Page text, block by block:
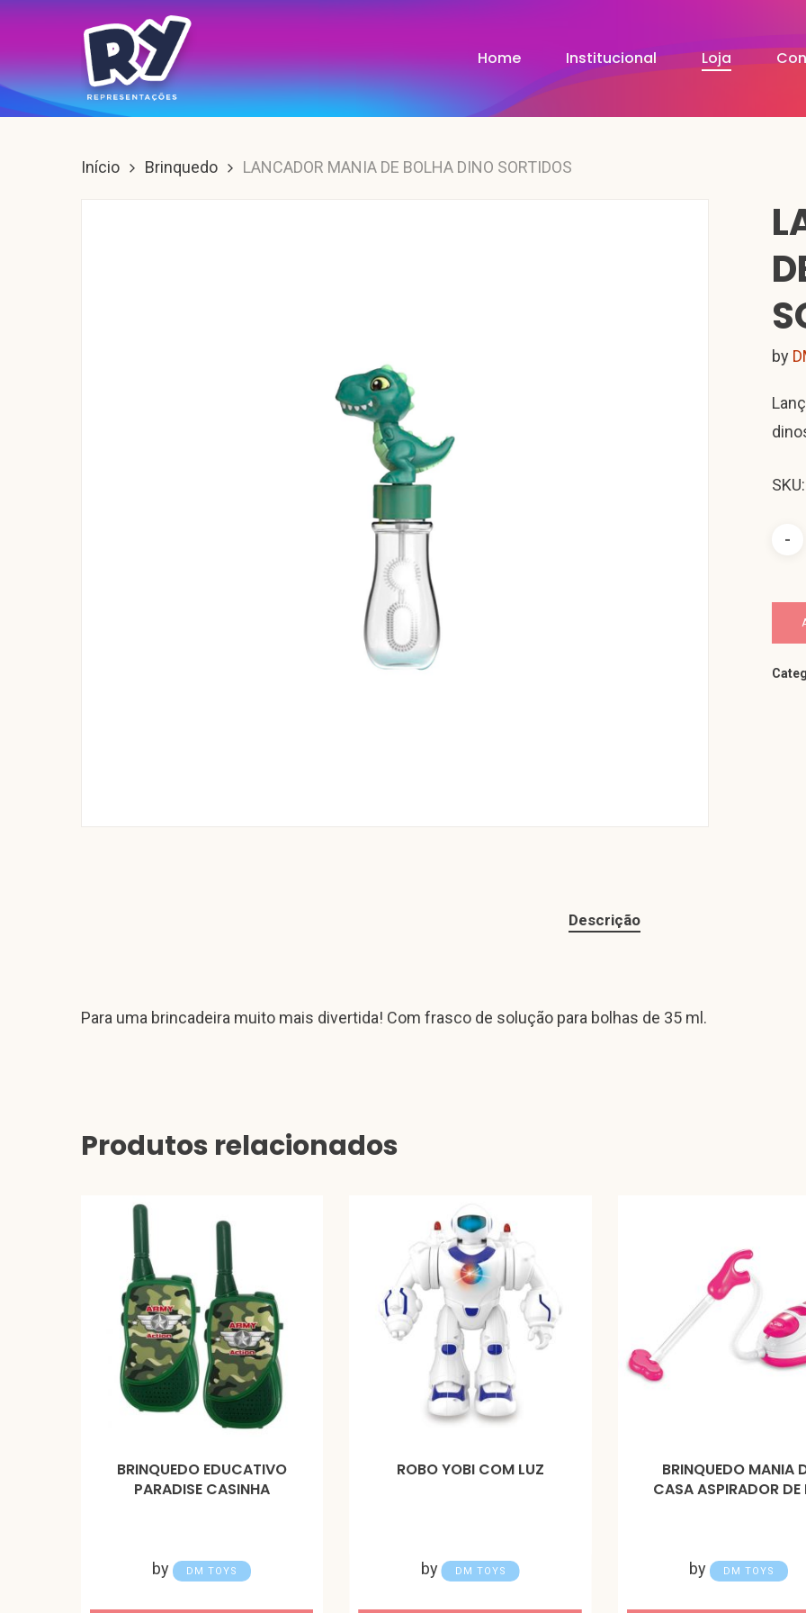
Skip
main
content
Home Institucional Loja
Início Brinquedo LANCADOR MANIA DE BOLHA DINO SORTIDOS
by
Descrição
Para uma brincadeira muito mais divertida! Com frasco de solução para bolhas de 35 ml.
Produtos relacionados
BRINQUEDO EDUCATIVO
PARADISE CASINHA
by DM TOYS
ROBO YOBI COM LUZ
by DM TOYS
BRINQUEDO MANIA
CASA ASPIRADOR DE
by DM TOYS